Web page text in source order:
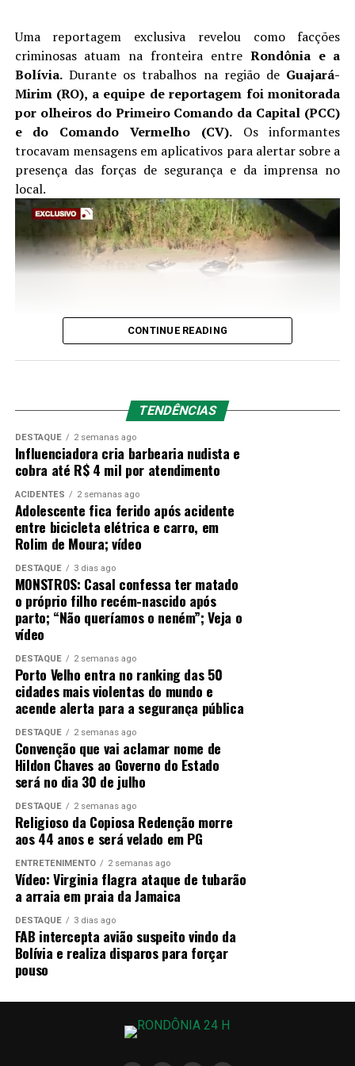
com todos os produtos apreendidos para registro de
ocorrência policial.
Ambos os envolvidos foram flagranteados pelo Delegado
de plantão da Polícia Civil.
A polícia destaca a importância das denúncias por parte da
população e pede a quem saiba da existência de algum
local utilizado para o comércio de substância
entorpecente, que possa denunciar pelo telefone 190 ou
da Delegacia de Polícia Civil mais próxima, mesmo que de
forma anônima.
Uma reportagem exclusiva revelou como facções
criminosas atuam na fronteira entre Rondônia e a
Bolívia.Durante os trabalhos na região de Guajará-
Mirim (RO), a equipe de reportagem foi monitorada
por olheiros do Primeiro Comando da Capital (PCC)
e do Comando Vermelho (CV).Os informantes
trocavam mensagens em aplicativos para alertar sobre a
presença das forças de segurança e da imprensa no
local.
Segundo orepórter Felipe Garraffa, a equipe retornou
em segurança dolado boliviano.
Polícia Militar de Rondônia, a equipe recebeu
inteligência do Estado de que estava sob vigilância
de integrantes do crime organizado.
repassavam localizações exatas de viaturas e
agentes, recomendando a interrupção temporária
das atividades ilegais na área.
Prisão de foragido e atuação na fronteira
Durante as operações de fiscalização na região, as
autoridades prenderam um suspeito de ser integrante
de uma das facções.
Cassiano, da Polícia Militar de Rondônia, o homem é
oriundo do Rio Grande do Norte e estava foragido
da Justiça há cerca de 11 anos.
Ao dar entrada no Hospital Regional de Guajará-
Mirim com um ferimento por arma de fogo no peito,
o suspeito solicitou às autoridades não ser
encaminhado a uma cela com membros do Comando
Vermelho.Ele alegou pertencer ao
as rivalidades e a divisão de territórios dentro do sistema
prisional e nas rotas de tráfico.
A região fronteiriça possuimais de 1.300 quilômetros
de extensão,marcada por rios e vastos vazios
demográficos que dificultam a fiscalização permanente.
Essa geografia favorece a criação de rotas
clandestinas para o envio de veículos roubados e a
entrada de cocaína no território brasileiro.
Para conter o avanço do tráfico e a ação dos olheiros, as
CONTINUE READING
TENDÊNCIAS
DESTAQUE 2 semanas ago
Influenciadora cria barbearia nudista e
cobra até R$ 4 mil por atendimento
ACIDENTES 2 semanas ago
Adolescente fica ferido após acidente
entre bicicleta elétrica e carro, em
Rolim de Moura; vídeo
DESTAQUE 3 dias ago
MONSTROS: Casal confessa ter matado
o próprio filho recém-nascido após
parto; “Não queríamos o neném”; Veja o
vídeo
DESTAQUE 2 semanas ago
Porto Velho entra no ranking das 50
cidades mais violentas do mundo e
acende alerta para a segurança pública
DESTAQUE 2 semanas ago
Convenção que vai aclamar nome de
Hildon Chaves ao Governo do Estado
será no dia 30 de julho
DESTAQUE 2 semanas ago
Religioso da Copiosa Redenção morre
aos 44 anos e será velado em PG
ENTRETENIMENTO 2 semanas ago
Vídeo: Virginia flagra ataque de tubarão
a arraia em praia da Jamaica
DESTAQUE 3 dias ago
FAB intercepta avião suspeito vindo da
Bolívia e realiza disparos para forçar
pouso